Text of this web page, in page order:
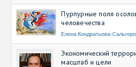
Пурпурные поля
человечества
Елена Кондратьева-Сальгеро
Экономический
масштаб и цели